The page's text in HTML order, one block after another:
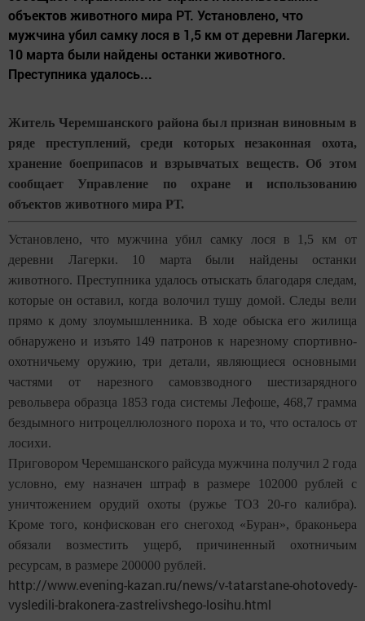
объектов животного мира РТ. Установлено, что
мужчина убил самку лося в 1,5 км от деревни Лагерки.
10 марта были найдены останки животного.
Преступника удалось...
Житель Черемшанского района был признан виновным в
ряде преступлений, среди которых незаконная охота,
хранение боеприпасов и взрывчатых веществ. Об этом
сообщает Управление по охране и использованию
объектов животного мира РТ.
Установлено, что мужчина убил самку лося в 1,5 км от
деревни Лагерки. 10 марта были найдены останки
животного. Преступника удалось отыскать благодаря следам,
которые он оставил, когда волочил тушу домой. Следы вели
прямо к дому злоумышленника. В ходе обыска его жилища
обнаружено и изъято 149 патронов к нарезному спортивно-
охотничьему оружию, три детали, являющиеся основными
частями от нарезного самовзводного шестизарядного
револьвера образца 1853 года системы Лефоше, 468,7 грамма
бездымного нитроцеллюлозного пороха и то, что осталось от
лосихи.
Приговором Черемшанского райсуда мужчина получил 2 года
условно, ему назначен штраф в размере 102000 рублей с
уничтожением орудий охоты (ружье ТОЗ 20-го калибра).
Кроме того, конфискован его снегоход «Буран», браконьера
обязали возместить ущерб, причиненный охотничьим
ресурсам, в размере 200000 рублей.
http://www.evening-kazan.ru/news/v-tatarstane-ohotovedy-
vysledili-brakonera-zastrelivshego-losihu.html